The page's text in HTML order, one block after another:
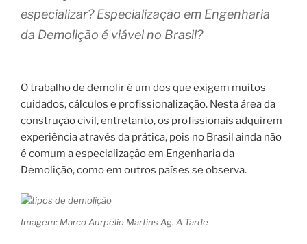
especializar?Especialização em Engenharia
da Demolição é viável no Brasil?
O trabalho de demolir é um dos que exigem muitos
cuidados, cálculos e profissionalização. Nesta área da
construção civil, entretanto, os profissionais adquirem
experiência através da prática, pois no Brasil ainda não
é comum a especialização em Engenharia da
Demolição, como em outros países se observa.
Imagem: Marco Aurpelio Martins Ag. A Tarde